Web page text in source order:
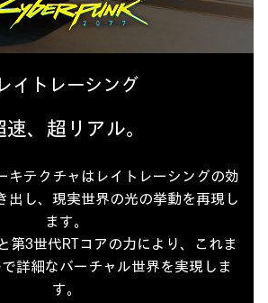
レイトレーシング
速、超リアル。
キテクチャはレイトレーシングの効
し、 現実世界の光の挙動を再現し
ます。
第3世代RTコアの力により、これま
詳細なバーチャル世界を実現しま
す。